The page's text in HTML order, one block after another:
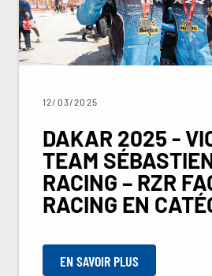
12/03/2025
DAKAR 2025 -
TEAM
RACING – RZR
RACING EN
EN SAVOIR PLUS